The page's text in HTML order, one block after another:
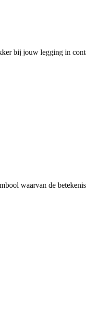
bij jouw legging in
waarvan de